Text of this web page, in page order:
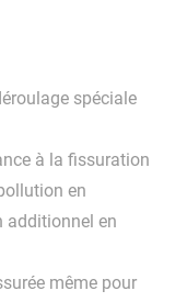
spéciale
à la fissuration
en
additionnel en
même pour